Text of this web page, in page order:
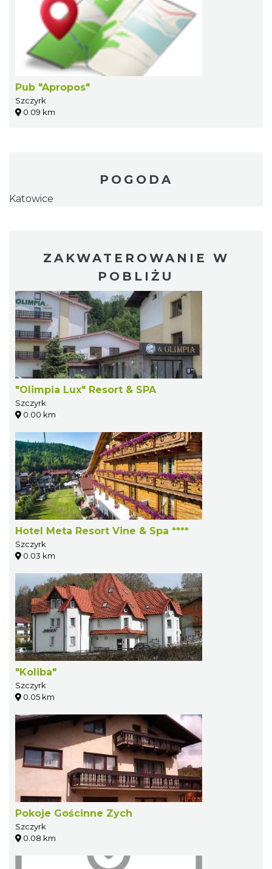
Pub "Apropos"
Szczyrk
0.09 km
POGODA
Katowice
ZAKWATEROWANIE W
POBLIŻU
"Olimpia Lux" Resort & SPA
Szczyrk
0.00 km
Hotel Meta Resort Vine & Spa ****
Szczyrk
0.03 km
"Koliba"
Szczyrk
0.05 km
Pokoje Gościnne Zych
Szczyrk
0.08 km